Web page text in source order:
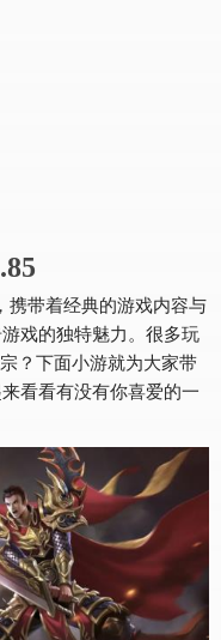
携带着经典的游戏内容与
戏的独特魅力。很多玩
？下面小游就为大家带
看看有没有你喜爱的一